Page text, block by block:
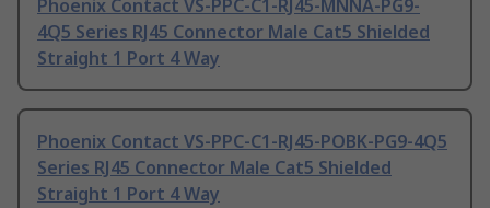
Phoenix Contact VS-PPC-C1-RJ45-MNNA-PG9-
4Q5 Series RJ45 Connector Male Cat5 Shielded
Straight 1 Port 4 Way
Phoenix Contact VS-PPC-C1-RJ45-POBK-PG9-4Q5
Series RJ45 Connector Male Cat5 Shielded
Straight 1 Port 4 Way